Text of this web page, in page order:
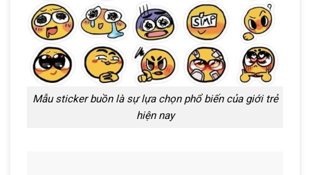
Mẫu sticker buồn là sự lựa chọn phổ biến của giới trẻ
hiện nay